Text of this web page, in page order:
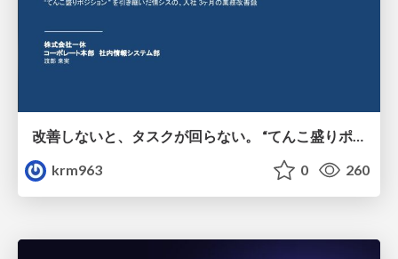
改善しないと、タスクが回らない。 “てんこ盛りポジション” を引き継いだ情シスの、入社3ヶ月の業務改善録
krm963
0 260